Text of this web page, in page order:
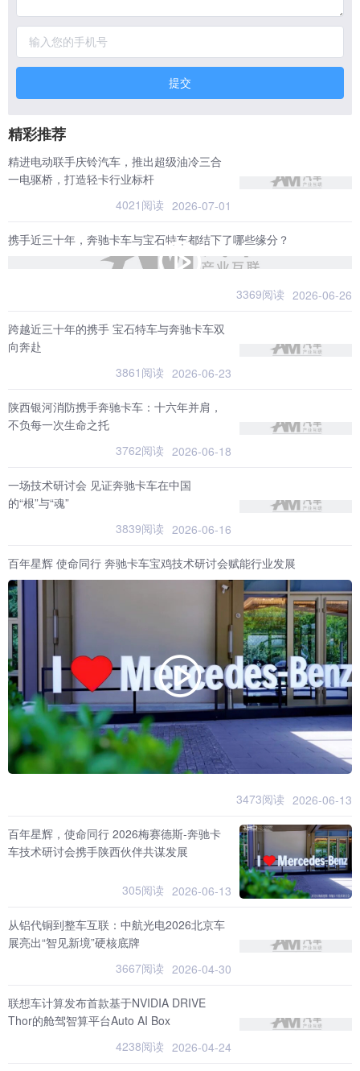
提交
精彩推荐
精进电动联手庆铃汽车，推出超级油冷三合
一电驱桥，打造轻卡行业标杆
4021阅读 2026-07-01
携手近三十年，奔驰卡车与宝石特车都结下了哪些缘分？
3369阅读 2026-06-26
跨越近三十年的携手 宝石特车与奔驰卡车双
向奔赴
3861阅读 2026-06-23
陕西银河消防携手奔驰卡车：十六年并肩，
不负每一次生命之托
3762阅读 2026-06-18
一场技术研讨会 见证奔驰卡车在中国
的“根”与“魂”
3839阅读 2026-06-16
百年星辉 使命同行 奔驰卡车宝鸡技术研讨会赋能行业发展
3473阅读 2026-06-13
百年星辉，使命同行 2026梅赛德斯-奔驰卡
车技术研讨会携手陕西伙伴共谋发展
305阅读 2026-06-13
从铝代铜到整车互联：中航光电2026北京车
展亮出“智见新境”硬核底牌
3667阅读 2026-04-30
联想车计算发布首款基于NVIDIA DRIVE
Thor的舱驾智算平台Auto AI Box
4238阅读 2026-04-24